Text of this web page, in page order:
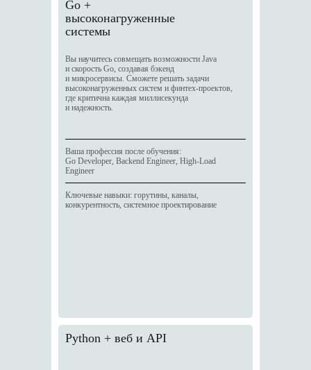
Python + веб и API
Вы научитесь совмещать возможности Java
и скорость Go, создавая бэкенд
и микросервисы. Сможете решать задачи
высоконагруженных систем и финтех-проектов,
где критична каждая миллисекунда
и надежность.
Ваша профессия после обучения:
Go Developer, Backend Engineer, High-Load
Engineer
Ключевые навыки: горутины, каналы,
конкурентность, системное проектирование
Go +
высоконагруженные
системы